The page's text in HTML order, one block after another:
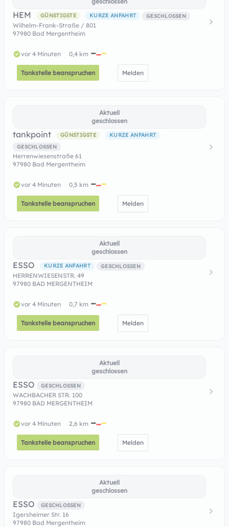
HEM GÜNSTIGSTE KURZE ANFAHRT GESCHLOSSEN
Wilhelm-Frank-Straße / 801
97980 Bad Mergentheim
vor 4 Minuten 0,4 km
Tankstelle beanspruchen Melden
Aktuell
geschlossen
tankpoint GÜNSTIGSTE
KURZE ANFAHRT
GESCHLOSSEN
Herrenwiesenstraße 61
97980 Bad Mergentheim
vor 4 Minuten 0,5 km
Tankstelle beanspruchen Melden
Aktuell
geschlossen
ESSO KURZE ANFAHRT GESCHLOSSEN
HERRENWIESENSTR. 49
97980 BAD MERGENTHEIM
vor 4 Minuten 0,7 km
Tankstelle beanspruchen Melden
Aktuell
geschlossen
ESSO GESCHLOSSEN
WACHBACHER STR. 100
97980 BAD MERGENTHEIM
vor 4 Minuten 2,6 km
Tankstelle beanspruchen Melden
Aktuell
geschlossen
ESSO GESCHLOSSEN
Igersheimer Str. 16
97980 Bad Mergentheim